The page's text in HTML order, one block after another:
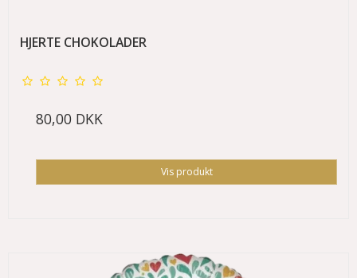
HJERTE CHOKOLADER
80,00 DKK
Vis produkt